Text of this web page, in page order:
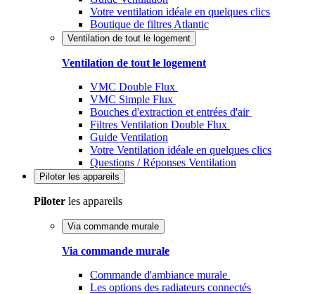
Votre ventilation idéale en quelques clics
Boutique de filtres Atlantic
Ventilation de tout le logement
Ventilation de tout le logement
VMC Double Flux
VMC Simple Flux
Bouches d'extraction et entrées d'air
Filtres Ventilation Double Flux
Guide Ventilation
Votre Ventilation idéale en quelques clics
Questions / Réponses Ventilation
Piloter les appareils
Piloter les appareils
Via commande murale
Via commande murale
Commande d'ambiance murale
Les options des radiateurs connectés